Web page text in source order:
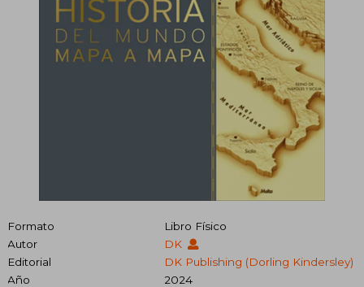
Formato
Libro Físico
Autor
DK
Editorial
DK Publishing (Dorling Kindersley)
Año
2024